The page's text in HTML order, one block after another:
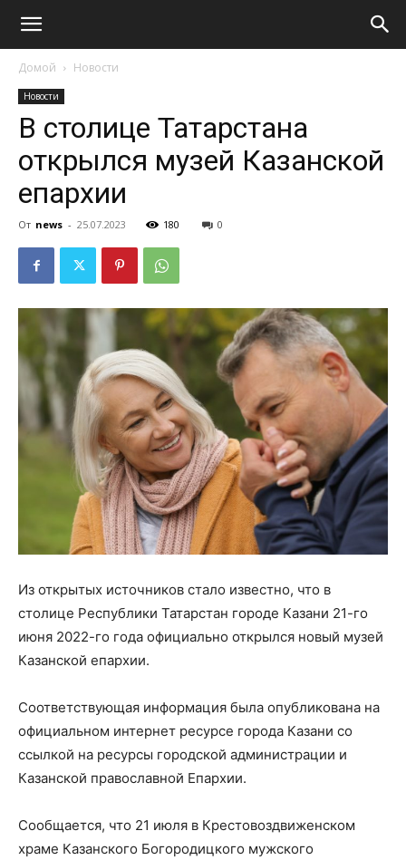
Домой Новости
Новости
В столице Татарстана
открылся музей Казанской
епархии
От news - 25.07.2023 180 0
Из открытых источников стало известно, что в
столице Республики Татарстан городе Казани 21-го
июня 2022-го года официально открылся новый музей
Казанской епархии.
Соответствующая информация была опубликована на
официальном интернет ресурсе города Казани со
ссылкой на ресурсы городской администрации и
Казанской православной Епархии.
Сообщается, что 21 июля в Крестовоздвиженском
храме Казанского Богородицкого мужского